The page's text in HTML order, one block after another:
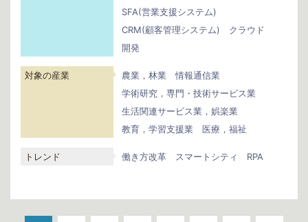
SFA(営業支援システム)
CRM(顧客管理システム)
クラウド
開発
対象の産業 農業，林業
情報通信業
学術研究，専門・技術サービス業
生活関連サービス業，娯楽業
教育，学習支援業
医療，福祉
トレンド 働き方改革 スマートシティ RPA